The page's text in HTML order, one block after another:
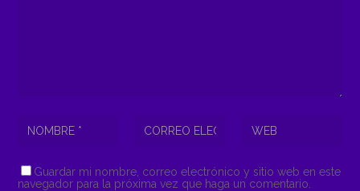
Guardar mi nombre, correo electrónico y sitio web en este
navegador para la próxima vez que haga un comentario.